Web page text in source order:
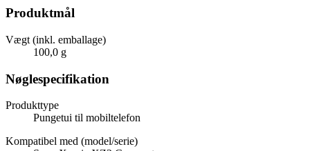
Produktmål
Vægt (inkl. emballage)
100,0 g
Nøglespecifikation
Produkttype
Pungetui til mobiltelefon
Kompatibel med (model/serie)